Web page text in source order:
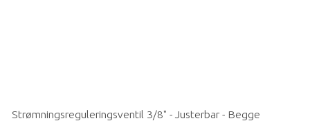
Strømningsreguleringsventil 3/8" - Justerbar - Begge